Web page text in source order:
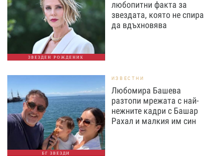
ЗВЕЗДЕН РОЖДЕНИК
любопитни факта за
звездата, която не спира
да вдъхновява
БГ ЗВЕЗДИ
ИЗВЕСТНИ
Любомира Башева
разтопи мрежата с най-
нежните кадри с Башар
Рахал и малкия им син